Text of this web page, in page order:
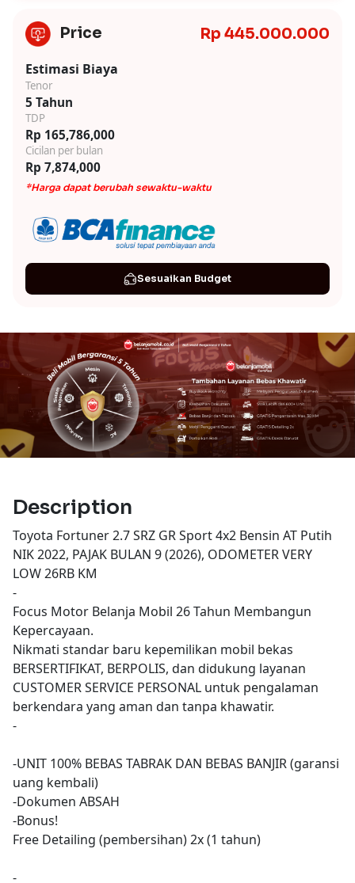
Price Rp 445.000.000
Estimasi Biaya
Tenor
5 Tahun
TDP
Rp 165,786,000
Cicilan per bulan
Rp 7,874,000
*Harga dapat berubah sewaktu-waktu
Sesuaikan Budget
Description
Toyota Fortuner 2.7 SRZ GR Sport 4x2 Bensin AT Putih
NIK 2022, PAJAK BULAN 9 (2026), ODOMETER VERY
LOW 26RB KM
-
Focus Motor Belanja Mobil 26 Tahun Membangun
Kepercayaan.
Nikmati standar baru kepemilikan mobil bekas
BERSERTIFIKAT, BERPOLIS, dan didukung layanan
CUSTOMER SERVICE PERSONAL untuk pengalaman
berkendara yang aman dan tanpa khawatir.
-
-UNIT 100% BEBAS TABRAK DAN BEBAS BANJIR (garansi
uang kembali)
-Dokumen ABSAH
-Bonus!
Free Detailing (pembersihan) 2x (1 tahun)
-